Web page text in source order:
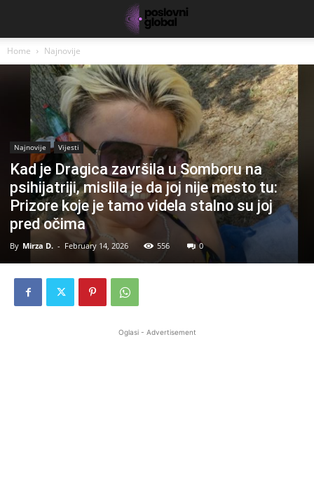
Home Najnovije
Najnovije Vijesti
Kad je Dragica završila u Somboru na
psihijatriji, mislila je da joj nije mesto tu:
Prizore koje je tamo videla stalno su joj
pred očima
By Mirza D. - February 14, 2026 556 0
Oglasi - Advertisement